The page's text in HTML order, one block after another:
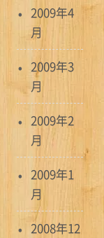
2009年4
月
2009年3
月
2009年2
月
2009年1
月
2008年12